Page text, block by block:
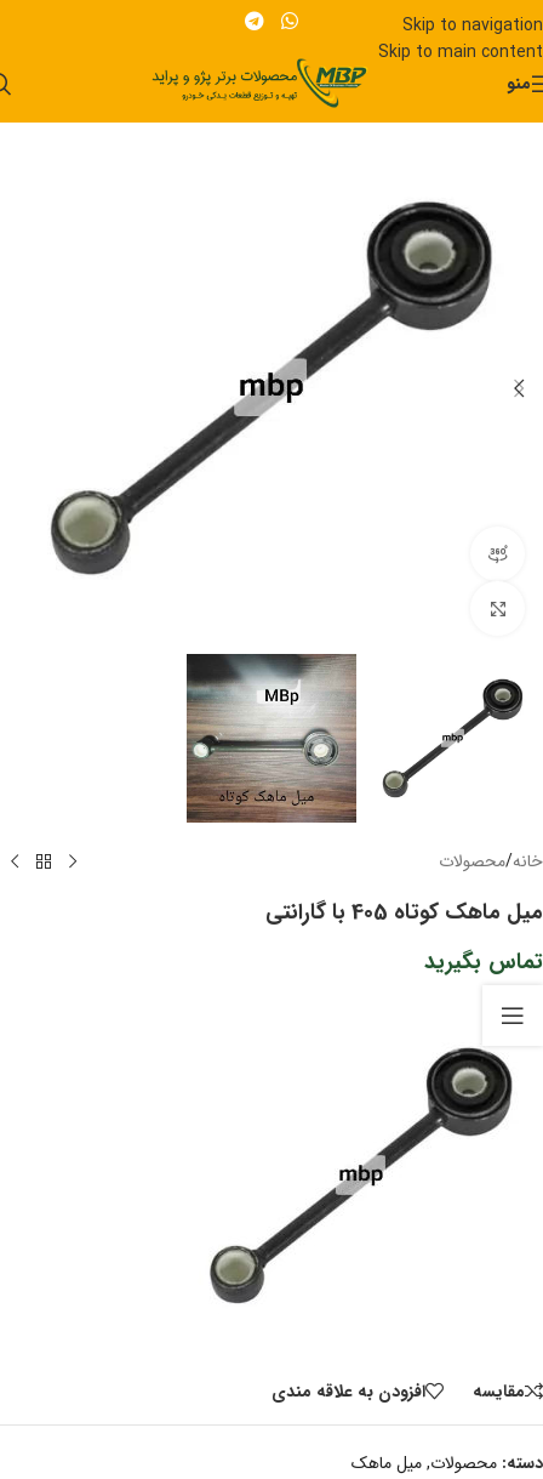
Skip to navigation
Skip to main content
منو
خانه/محصولات
میل ماهک کوتاه 405 با گارانتی
تماس بگیرید
مقايسه افزودن به علاقه مندی
دسته: محصولات,میل ماهک